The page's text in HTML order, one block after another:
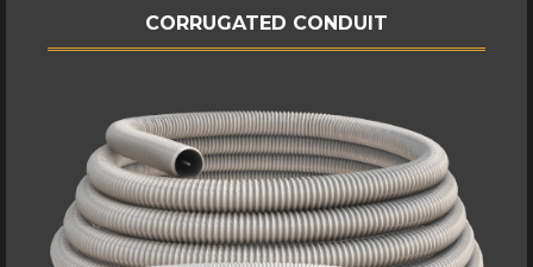
CORRUGATED CONDUIT